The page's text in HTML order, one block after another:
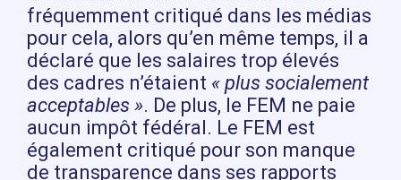
fréquemment critiqué dans les médias
pour cela, alors qu’en même temps, il a
déclaré que les salaires trop élevés
des cadres n’étaient « plus socialement
acceptables ». De plus, le FEM ne paie
aucun impôt fédéral. Le FEM est
également critiqué pour son manque
de transparence dans ses rapports